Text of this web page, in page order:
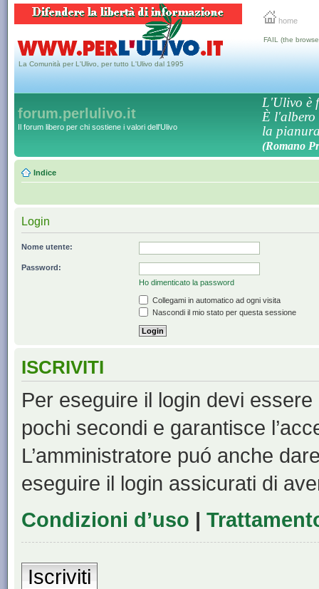
home
La Comunità per L'Ulivo, per tutto L'Ulivo dal 1995
FAIL (the
forum.perlulivo.it
Il forum libero per chi sostiene i valori dell'Ulivo
L'Ulivo è
È l'albero
la
(Romano
Indice
Login
Nome utente:
Password:
Ho dimenticato la password
Collegami in automatico ad ogni visita
Nascondi il mio stato per questa sessione
ISCRIVITI
Per eseguire il login devi
pochi secondi e garantisce
L’amministratore puó anche
eseguire il login assicurati di
Condizioni d’uso |
Iscriviti